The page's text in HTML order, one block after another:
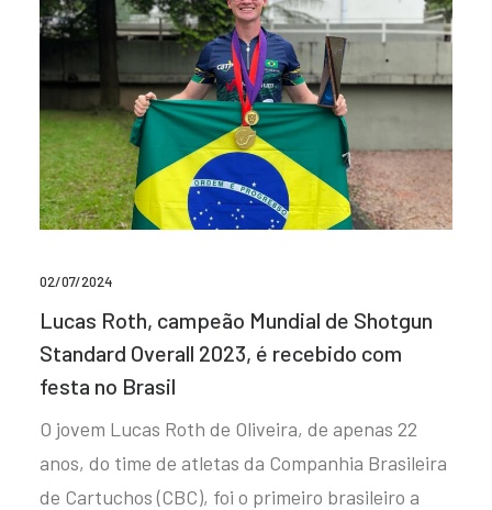
02/07/2024
Lucas Roth, campeão Mundial de Shotgun
Standard Overall 2023, é recebido com
festa no Brasil
O jovem Lucas Roth de Oliveira, de apenas 22
anos, do time de atletas da Companhia Brasileira
de Cartuchos (CBC), foi o primeiro brasileiro a